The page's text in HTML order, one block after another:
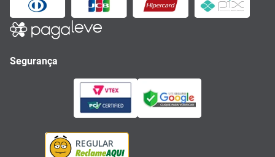
Segurança